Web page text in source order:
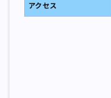
アクセス